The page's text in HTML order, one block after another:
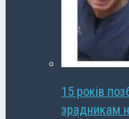
15 років
зрадникам